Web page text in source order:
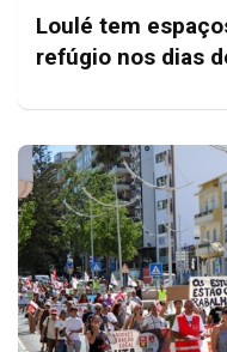
Loulé tem
refúgio nos dias